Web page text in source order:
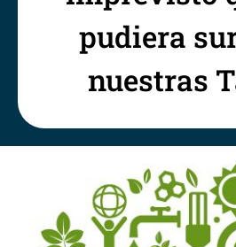
pudiera
nuestras